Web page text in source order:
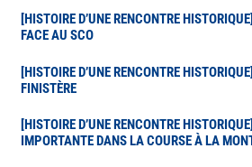
[HISTOIRE D’UNE RENCONTRE
FACE AU SCO
[HISTOIRE D’UNE RENCONTRE
FINISTÈRE
[HISTOIRE D’UNE RENCONTRE
IMPORTANTE DANS LA COURSE À LA